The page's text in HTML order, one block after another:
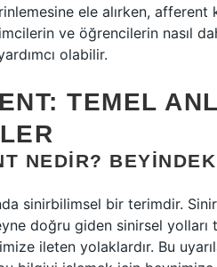
ele alırken,
ve öğrencilerin nasıl
olabilir.
TEMEL
NEDIR?
sinirbilimsel bir terimdir.
doğru giden sinirsel yolları
ileten yolaklardır. Bu